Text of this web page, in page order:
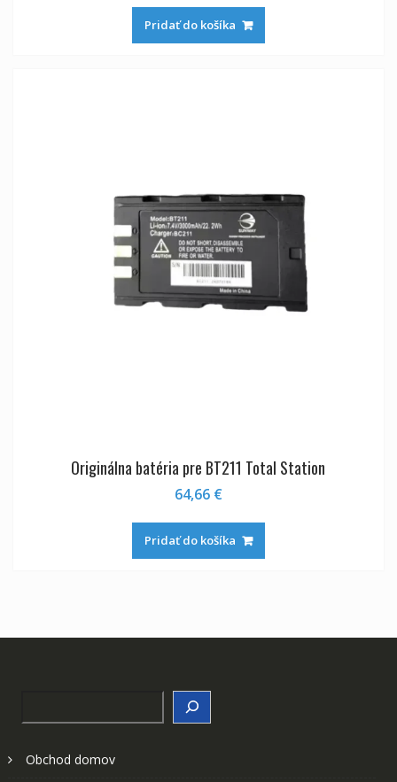
Pridať do košíka
Originálna batéria pre BT211 Total Station
64,66 €
Pridať do košíka
Obchod domov